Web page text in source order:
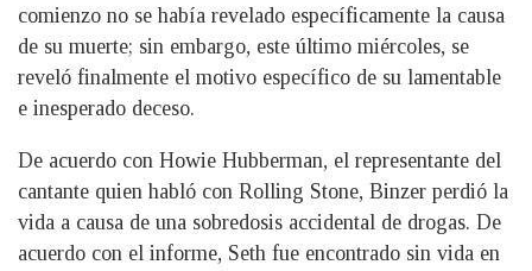
comienzo no se había revelado específicamente la causa
de su muerte; sin embargo, este último miércoles, se
reveló finalmente el motivo específico de su lamentable
e inesperado deceso.
De acuerdo con Howie Hubberman, el representante del
cantante quien habló con Rolling Stone, Binzer perdió la
vida a causa de una sobredosis accidental de drogas. De
acuerdo con el informe, Seth fue encontrado sin vida en